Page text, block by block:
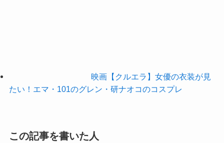
映画【クルエラ】女優の衣装が見
たい！エマ・101のグレン・研ナオコのコスプレ
この記事を書いた人